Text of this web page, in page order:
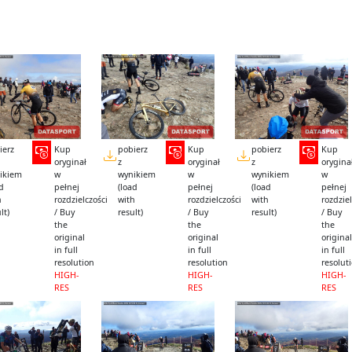
Kup
oryginał
w
pełnej
rozdzielczości
/ Buy
the
original
in full
resolution
HIGH-
RES
pobierz
z
wynikiem
(load
with
result)
Kup
oryginał
w
pełnej
rozdzielczości
/ Buy
the
original
in full
resolution
HIGH-
RES
pobierz
z
wynikiem
(load
with
result)
Kup
w
pełnej
/ Buy
the
original
in full
HIGH-
RES